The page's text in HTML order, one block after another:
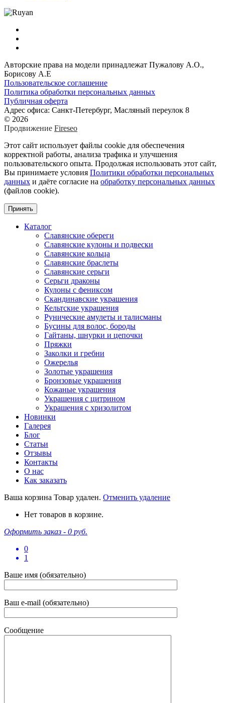
Авторские права на модели принадлежат Пужалову А.О.,
Борисову А.Е
Пользовательское соглашение
Политика обработки персональных данных
Публичная оферта
Адрес офиса: Санкт-Петербург, Масляный переулок 8
© 2026
Продвижение Fireseo
Этот сайт использует файлы cookie для обеспечения
корректной работы, анализа трафика и улучшения
пользовательского опыта. Продолжая использовать этот сайт,
Вы принимаете условия Политики обработки персональных
данных и даёте согласие на обработку персональных данных
(файлов cookie).
Принять
Каталог
Славянские обереги
Славянские кулоны и подвески
Славянские кольца
Славянские браслеты
Славянские серьги
Серьги драконы
Кулоны с фениксом
Скандинавские украшения
Кельтские украшения
Рунические амулеты и талисманы
Бусины для волос, бороды
Гайтаны, шнурки и цепочки
Пряжки
Заколки и гребни
Ожерелья
Золотые украшения
Бронзовые украшения
Кожаные украшения
Украшения с цитрином
Украшения с хризолитом
Новинки
Галерея
Блог
Статьи
Отзывы
Контакты
О нас
Как заказать
Ваша корзина Товар удален. Отменить удаление
Нет товаров в корзине.
Оформить заказ - 0 руб.
0
1
Ваше имя (обязательно)
Ваш e-mail (обязательно)
Сообщение